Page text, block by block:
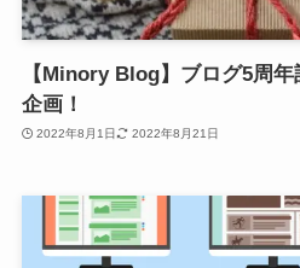
【Minory Blog】ブログ5周
企画！
2022年8月1日 2022年8月21日